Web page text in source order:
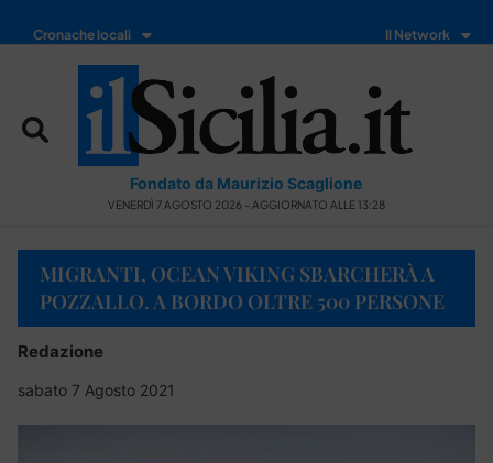
Cronache locali Il Network
Fondato da Maurizio Scaglione
VENERDÌ 7 AGOSTO 2026 - AGGIORNATO ALLE 13:28
MIGRANTI, OCEAN VIKING SBARCHERÀ A
POZZALLO. A BORDO OLTRE 500 PERSONE
Redazione
sabato 7 Agosto 2021